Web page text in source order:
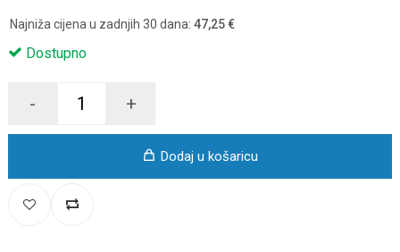
Najniža cijena u zadnjih 30 dana: 47,25 €
Dostupno
- +
Dodaj u košaricu